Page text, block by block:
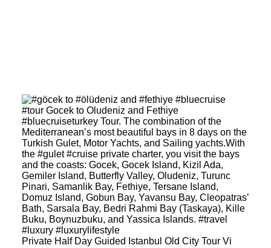
Private Half Day Guided Istanbul Old City Tour Vi